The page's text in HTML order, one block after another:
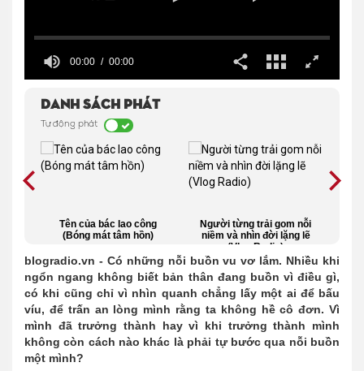
00:00 00:00
Danh sách phát
Tự động phát
Tên của bác lao công
(Bóng mát tâm hồn)
Người từng trải gom nỗi
niềm và nhìn đời lặng lẽ
(Vlog Radio)
blogradio.vn - Có những nỗi buồn vu vơ lắm. Nhiều khi
ngổn ngang không biết bản thân đang buồn vì điều gì,
có khi cũng chỉ vì nhìn quanh chẳng lấy một ai để bấu
víu, để trấn an lòng mình rằng ta không hề cô đơn. Vì
mình đã trưởng thành hay vì khi trưởng thành mình
không còn cách nào khác là phải tự bước qua nỗi buồn
một mình?